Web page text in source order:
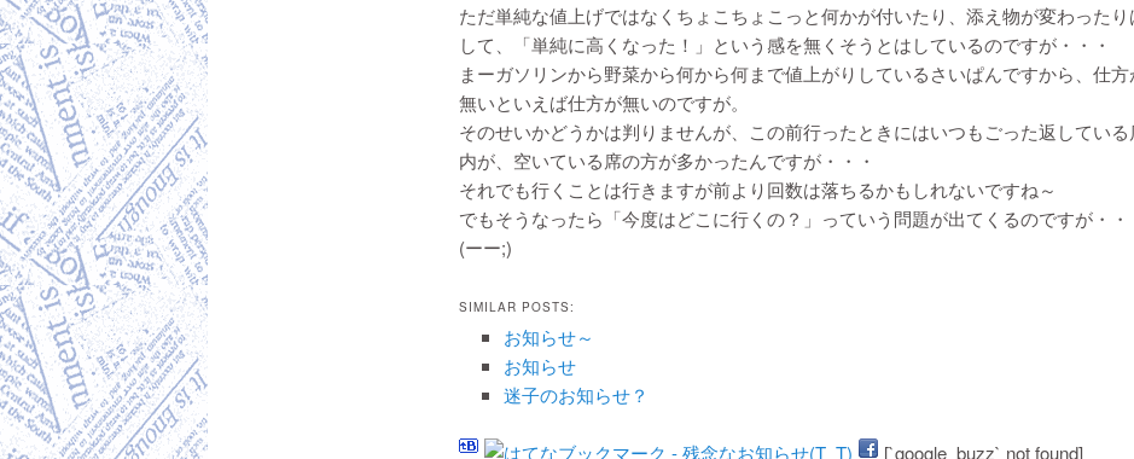
ただ単純な値上げではなくちょこちょこっと何かが付いたり、添え物が変わったり
して、「単純に高くなった！」という感を無くそうとはしているのですが・・・
まーガソリンから野菜から何から何まで値上がりしているさいぱんですから、仕方
無いといえば仕方が無いのですが。
そのせいかどうかは判りませんが、この前行ったときにはいつもごった返している
内が、空いている席の方が多かったんですが・・・
それでも行くことは行きますが前より回数は落ちるかもしれないですね～
でもそうなったら「今度はどこに行くの？」っていう問題が出てくるのですが・・
(ーー;)
SIMILAR POSTS:
お知らせ～
お知らせ
迷子のお知らせ？
[`google_buzz` not found]